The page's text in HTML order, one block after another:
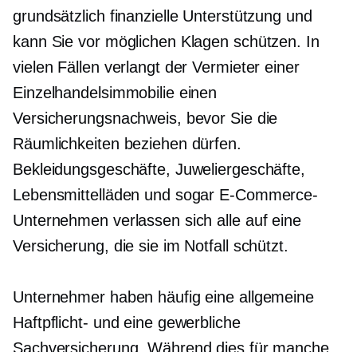
grundsätzlich finanzielle Unterstützung und
kann Sie vor möglichen Klagen schützen. In
vielen Fällen verlangt der Vermieter einer
Einzelhandelsimmobilie einen
Versicherungsnachweis, bevor Sie die
Räumlichkeiten beziehen dürfen.
Bekleidungsgeschäfte, Juweliergeschäfte,
Lebensmittelläden und sogar E-Commerce-
Unternehmen verlassen sich alle auf eine
Versicherung, die sie im Notfall schützt.
Unternehmer haben häufig eine allgemeine
Haftpflicht- und eine gewerbliche
Sachversicherung. Während dies für manche